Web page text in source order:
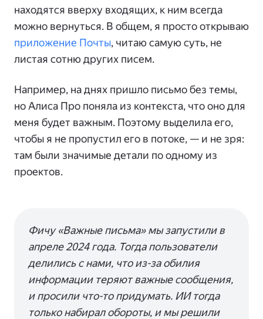
находятся вверху входящих, к ним всегда
можно вернуться. В общем, я просто открываю
приложение Почты, читаю самую суть, не
листая сотню других писем.
Например, на днях пришло письмо без темы,
но Алиса Про поняла из контекста, что оно для
меня будет важным. Поэтому выделила его,
чтобы я не пропустил его в потоке, — и не зря:
там были значимые детали по одному из
проектов.
Фичу «Важные письма» мы запустили в
апреле 2024 года. Тогда пользователи
делились с нами, что из-за обилия
информации теряют важные сообщения,
и просили что-то придумать. ИИ тогда
только набирал обороты, и мы решили